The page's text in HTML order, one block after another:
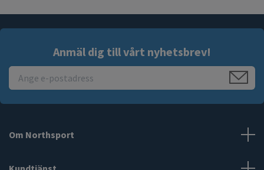
Anmäl dig till vårt nyhetsbrev!
Om Northsport